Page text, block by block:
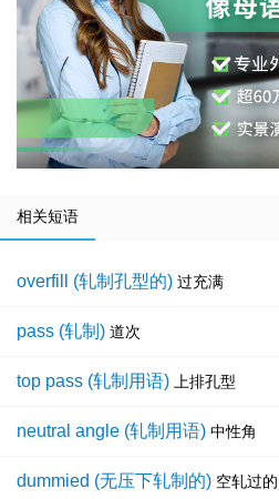
相关短语
overfill (轧制孔型的) 过充满
pass (轧制) 道次
top pass (轧制用语) 上排孔型
neutral angle (轧制用语) 中性角
dummied (无压下轧制的) 空轧过的